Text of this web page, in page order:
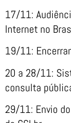
17/11:
Internet no
19/11:
20 a 28/11:
consulta
29/11: Envio